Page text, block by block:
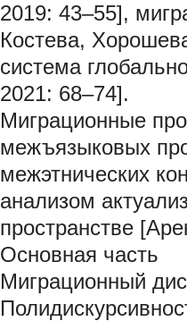
2019: 43–55],
Костева,
система
2021: 68–74].
Миграционные
межъязыковых
межэтнических
анализом
пространстве
Основная часть
Миграционный